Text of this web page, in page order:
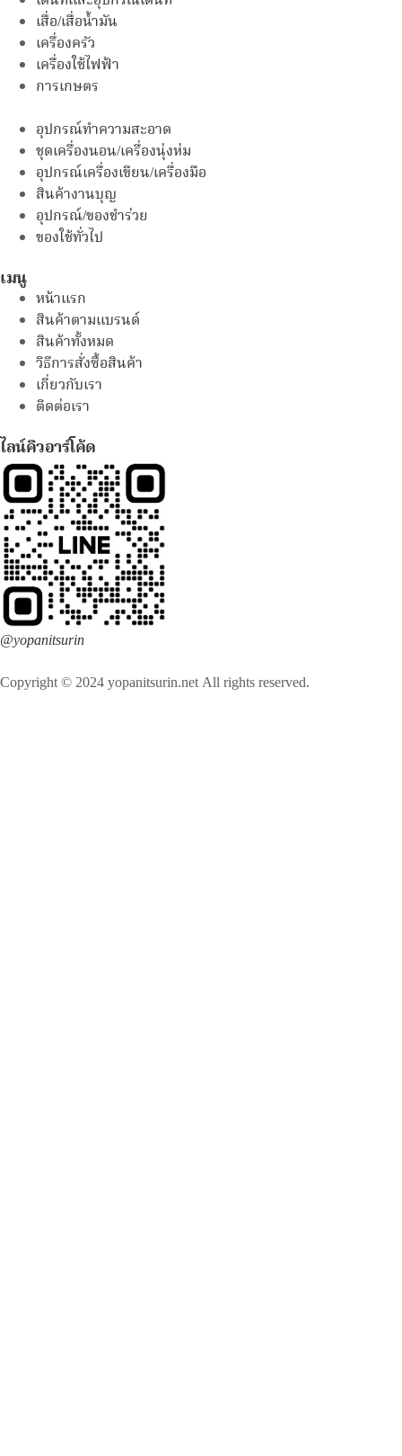
เสื่อ/เสื่อน้ำมัน
เครื่องครัว
เครื่องใช้ไฟฟ้า
การเกษตร
อุปกรณ์ทำความสะอาด
ชุดเครื่องนอน/เครื่องนุ่งห่ม
อุปกรณ์เครื่องเขียน/เครื่องมือ
สินค้างานบุญ
อุปกรณ์/ของชำร่วย
ของใช้ทั่วไป
เมนู
หน้าแรก
สินค้าตามแบรนด์
สินค้าทั้งหมด
วิธีการสั่งซื้อสินค้า
เกี่ยวกับเรา
ติดต่อเรา
ไลน์คิวอาร์โค้ด
@yopanitsurin
Copyright © 2024 yopanitsurin.net All rights reserved.